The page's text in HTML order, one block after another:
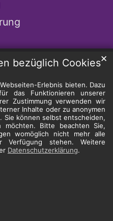
bezüglich Cookies
Erlebnis bieten. Dazu
das Funktionieren unserer
Zustimmung verwenden wir
Inhalte oder zu anonymen
können selbst entscheiden,
möchten. Bitte beachten Sie,
womöglich nicht mehr alle
Verfügung stehen. Weitere
Datenschutzerklärung.
✕